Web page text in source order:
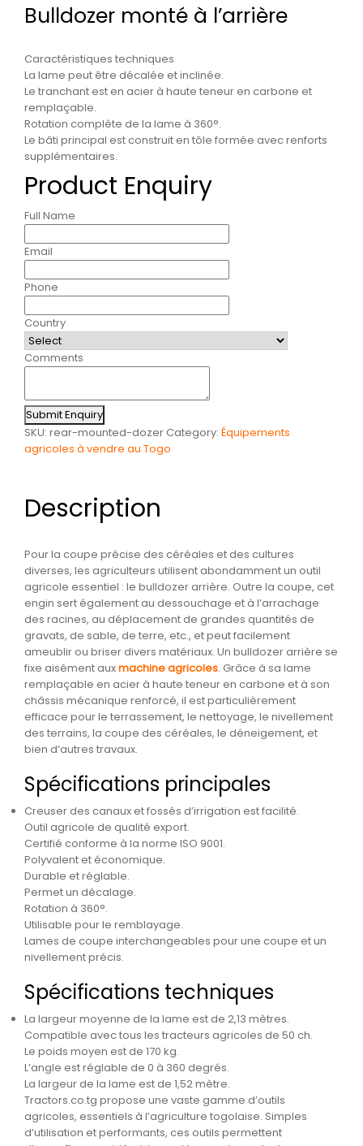
Bulldozer monté à l’arrière
Caractéristiques techniques
La lame peut être décalée et inclinée.
Le tranchant est en acier à haute teneur en carbone et
remplaçable.
Rotation complète de la lame à 360°.
Le bâti principal est construit en tôle formée avec renforts
supplémentaires.
Product Enquiry
Full Name
Email
Phone
Country
Comments
Submit Enquiry
SKU: rear-mounted-dozer Category: Équipements
agricoles à vendre au Togo
Description
Pour la coupe précise des céréales et des cultures
diverses, les agriculteurs utilisent abondamment un outil
agricole essentiel : le bulldozer arrière. Outre la coupe, cet
engin sert également au dessouchage et à l’arrachage
des racines, au déplacement de grandes quantités de
gravats, de sable, de terre, etc., et peut facilement
ameublir ou briser divers matériaux. Un bulldozer arrière se
fixe aisément auxmachine agricoles. Grâce à sa lame
remplaçable en acier à haute teneur en carbone et à son
châssis mécanique renforcé, il est particulièrement
efficace pour le terrassement, le nettoyage, le nivellement
des terrains, la coupe des céréales, le déneigement, et
bien d’autres travaux.
Spécifications principales
Creuser des canaux et fossés d’irrigation est facilité.
Outil agricole de qualité export.
Certifié conforme à la norme ISO 9001.
Polyvalent et économique.
Durable et réglable.
Permet un décalage.
Rotation à 360°.
Utilisable pour le remblayage.
Lames de coupe interchangeables pour une coupe et un
nivellement précis.
Spécifications techniques
La largeur moyenne de la lame est de 2,13 mètres.
Compatible avec tous les tracteurs agricoles de 50 ch.
Le poids moyen est de 170 kg.
L’angle est réglable de 0 à 360 degrés.
La largeur de la lame est de 1,52 mètre.
Tractors.co.tg propose une vaste gamme d’outils
agricoles, essentiels à l’agriculture togolaise. Simples
d’utilisation et performants, ces outils permettent